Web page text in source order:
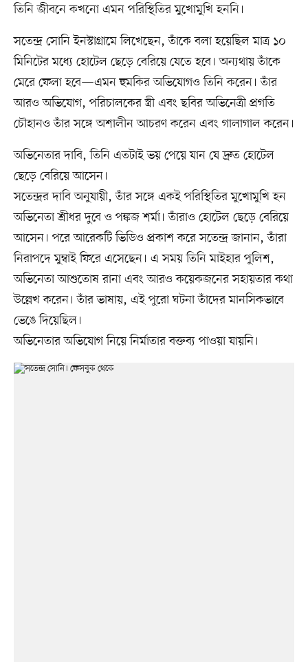
তিনি জীবনে কখনো এমন পরিস্থিতির মুখোমুখি হননি।
সতেন্দ্র সোনি ইনস্টাগ্রামে লিখেছেন, তাঁকে বলা হয়েছিল মাত্র ১০
মিনিটের মধ্যে হোটেল ছেড়ে বেরিয়ে যেতে হবে। অন্যথায় তাঁকে
মেরে ফেলা হবে—এমন হুমকির অভিযোগও তিনি করেন। তাঁর
আরও অভিযোগ, পরিচালকের স্ত্রী এবং ছবির অভিনেত্রী প্রগতি
চৌহানও তাঁর সঙ্গে অশালীন আচরণ করেন এবং গালাগাল করেন।
অভিনেতার দাবি, তিনি এতটাই ভয় পেয়ে যান যে দ্রুত হোটেল
ছেড়ে বেরিয়ে আসেন।
সতেন্দ্রর দাবি অনুযায়ী, তাঁর সঙ্গে একই পরিস্থিতির মুখোমুখি হন
অভিনেতা শ্রীধর দুবে ও পঙ্কজ শর্মা। তাঁরাও হোটেল ছেড়ে বেরিয়ে
আসেন। পরে আরেকটি ভিডিও প্রকাশ করে সতেন্দ্র জানান, তাঁরা
নিরাপদে মুম্বাই ফিরে এসেছেন। এ সময় তিনি মাইহার পুলিশ,
অভিনেতা আশুতোষ রানা এবং আরও কয়েকজনের সহায়তার কথা
উল্লেখ করেন। তাঁর ভাষায়, এই পুরো ঘটনা তাঁদের মানসিকভাবে
ভেঙে দিয়েছিল।
অভিনেতার অভিযোগ নিয়ে নির্মাতার বক্তব্য পাওয়া যায়নি।